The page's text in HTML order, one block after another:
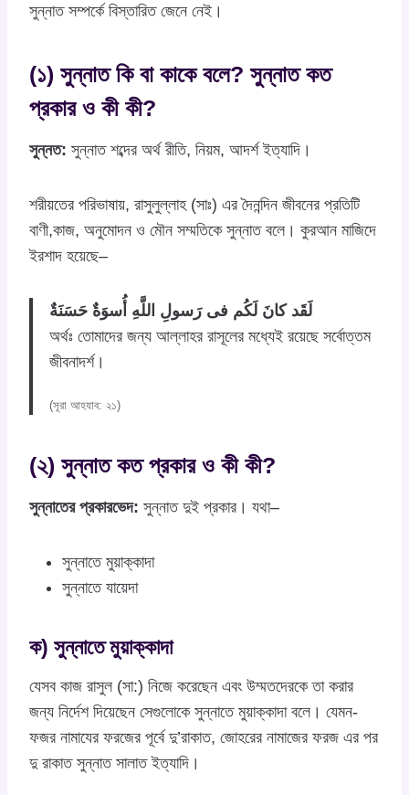
সুন্নাত সম্পর্কে বিস্তারিত জেনে নেই।
(১) সুন্নাত কি বা কাকে বলে? সুন্নাত কত
প্রকার ও কী কী?
সুন্নত: সুন্নাত শব্দের অর্থ রীতি, নিয়ম, আদর্শ ইত্যাদি।
শরীয়তের পরিভাষায়, রাসুলুল্লাহ (সাঃ) এর দৈনন্দিন জীবনের প্রতিটি
বাণী,কাজ, অনুমোদন ও মৌন সম্মতিকে সুন্নাত বলে। কুরআন মাজিদে
ইরশাদ হয়েছে–
لَقَد كانَ لَكُم فى رَسولِ اللَّهِ أُسوَةٌ حَسَنَةٌ
অর্থঃ তোমাদের জন্য আল্লাহর রাসূলের মধ্যেই রয়েছে সর্বোত্তম
জীবনাদর্শ।
(সূরা আহযাব: ২১)
(২) সুন্নাত কত প্রকার ও কী কী?
সুন্নাতের প্রকারভেদ: সুন্নাত দুই প্রকার। যথা–
সুন্নাতে মুয়াক্কাদা
সুন্নাতে যায়েদা
ক) সুন্নাতে মুয়াক্কাদা
যেসব কাজ রাসুল (সা:) নিজে করেছেন এবং উম্মতদেরকে তা করার
জন্য নির্দেশ দিয়েছেন সেগুলোকে সুন্নাতে মুয়াক্কাদা বলে। যেমন-
ফজর নামাযের ফরজের পূর্বে দু’রাকাত, জোহরের নামাজের ফরজ এর পর
দু রাকাত সুন্নাত সালাত ইত্যাদি।